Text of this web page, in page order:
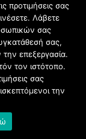
προτιμήσεις σας
Λάβετε
σας
σας,
επεξεργασία.
τον ιστότοπο.
σας
την